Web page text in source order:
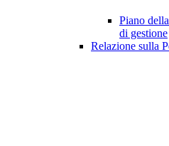
Piano
di gestione
Relazione sulla